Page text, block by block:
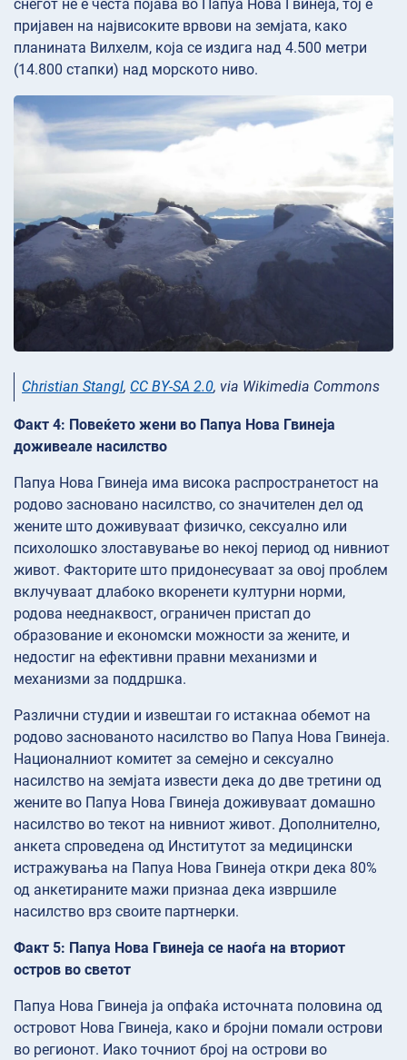
снегот не е честа појава во Папуа Нова Гвинеја, тој е
пријавен на највисоките врвови на земјата, како
планината Вилхелм, која се издига над 4.500 метри
(14.800 стапки) над морското ниво.
Christian Stangl, CC BY-SA 2.0, via Wikimedia Commons
Факт 4: Повеќето жени во Папуа Нова Гвинеја
доживеале насилство
Папуа Нова Гвинеја има висока распространетост на
родово засновано насилство, со значителен дел од
жените што доживуваат физичко, сексуално или
психолошко злоставување во некој период од нивниот
живот. Факторите што придонесуваат за овој проблем
вклучуваат длабоко вкоренети културни норми,
родова нееднаквост, ограничен пристап до
образование и економски можности за жените, и
недостиг на ефективни правни механизми и
механизми за поддршка.
Различни студии и извештаи го истакнаа обемот на
родово заснованото насилство во Папуа Нова Гвинеја.
Националниот комитет за семејно и сексуално
насилство на земјата извести дека до две третини од
жените во Папуа Нова Гвинеја доживуваат домашно
насилство во текот на нивниот живот. Дополнително,
анкета спроведена од Институтот за медицински
истражувања на Папуа Нова Гвинеја откри дека 80%
од анкетираните мажи признаа дека извршиле
насилство врз своите партнерки.
Факт 5: Папуа Нова Гвинеја се наоѓа на вториот
остров во светот
Папуа Нова Гвинеја ја опфаќа источната половина од
островот Нова Гвинеја, како и бројни помали острови
во регионот. Иако точниот број на острови во